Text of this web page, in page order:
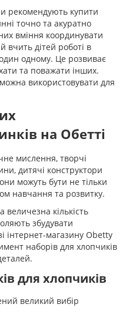
рекомендують купити
точно та акуратно
вміння координувати
вчить дітей роботі в
одному. Це розвиває
та поважати інших.
використовувати для
на Обетті
мислення, творчі
дитячі конструктори
можуть бути не тільки
навчання та розвитку.
величезна кількість
збудувати
інтернет-магазину Obetty
наборів для хлопчиків
для хлопчиків
великий вибір